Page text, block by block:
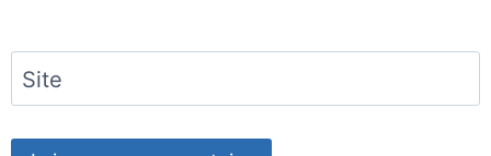
Site